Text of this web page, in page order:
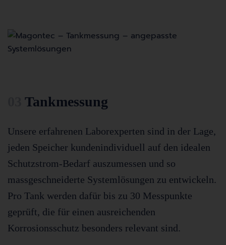
Tankmessung
Unsere erfahrenen Laborexperten sind in der Lage,
jeden Speicher kundenindividuell auf den idealen
Schutzstrom-Bedarf auszumessen und so
massgeschneiderte Systemlösungen zu entwickeln.
Pro Tank werden dafür bis zu 30 Messpunkte
geprüft, die für einen ausreichenden
Korrosionsschutz besonders relevant sind.